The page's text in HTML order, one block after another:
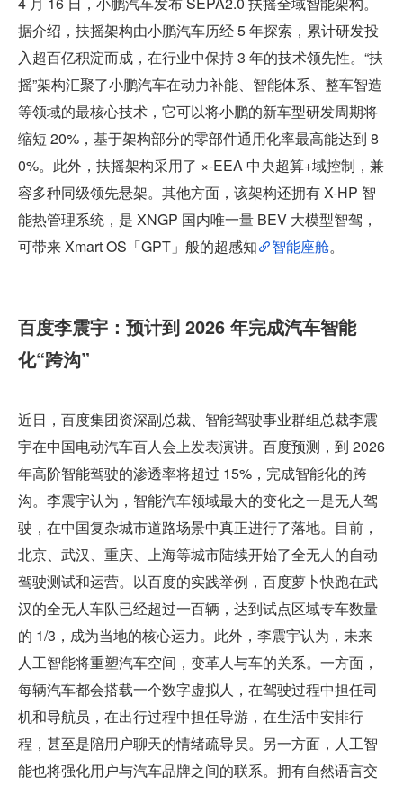
据介绍，扶摇架构由小鹏汽车历经 5 年探索，累计研发投
入超百亿积淀而成，在行业中保持 3 年的技术领先性。“扶
摇”架构汇聚了小鹏汽车在动力补能、智能体系、整车智造
等领域的最核心技术，它可以将小鹏的新车型研发周期将
缩短 20%，基于架构部分的零部件通用化率最高能达到 8
0%。此外，扶摇架构采用了 ×-EEA 中央超算+域控制，兼
容多种同级领先悬架。其他方面，该架构还拥有 X-HP 智
能热管理系统，是 XNGP 国内唯一量 BEV 大模型智驾，
可带来 Xmart OS「GPT」般的超感知
智能座舱。
百度李震宇：预计到 2026 年完成汽车智能
化“跨沟”
近日，百度集团资深副总裁、智能驾驶事业群组总裁李震
宇在中国电动汽车百人会上发表演讲。百度预测，到 2026
年高阶智能驾驶的渗透率将超过 15%，完成智能化的跨
沟。李震宇认为，智能汽车领域最大的变化之一是无人驾
驶，在中国复杂城市道路场景中真正进行了落地。目前，
北京、武汉、重庆、上海等城市陆续开始了全无人的自动
驾驶测试和运营。以百度的实践举例，百度萝卜快跑在武
汉的全无人车队已经超过一百辆，达到试点区域专车数量
的 1/3，成为当地的核心运力。此外，李震宇认为，未来
人工智能将重塑汽车空间，变革人与车的关系。一方面，
每辆汽车都会搭载一个数字虚拟人，在驾驶过程中担任司
机和导航员，在出行过程中担任导游，在生活中安排行
程，甚至是陪用户聊天的情绪疏导员。另一方面，人工智
能也将强化用户与汽车品牌之间的联系。拥有自然语言交